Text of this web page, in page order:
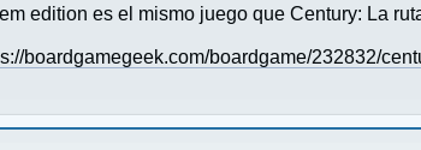
edition es el mismo juego que Century: La
boardgamegeek.com/boardgame/232832/